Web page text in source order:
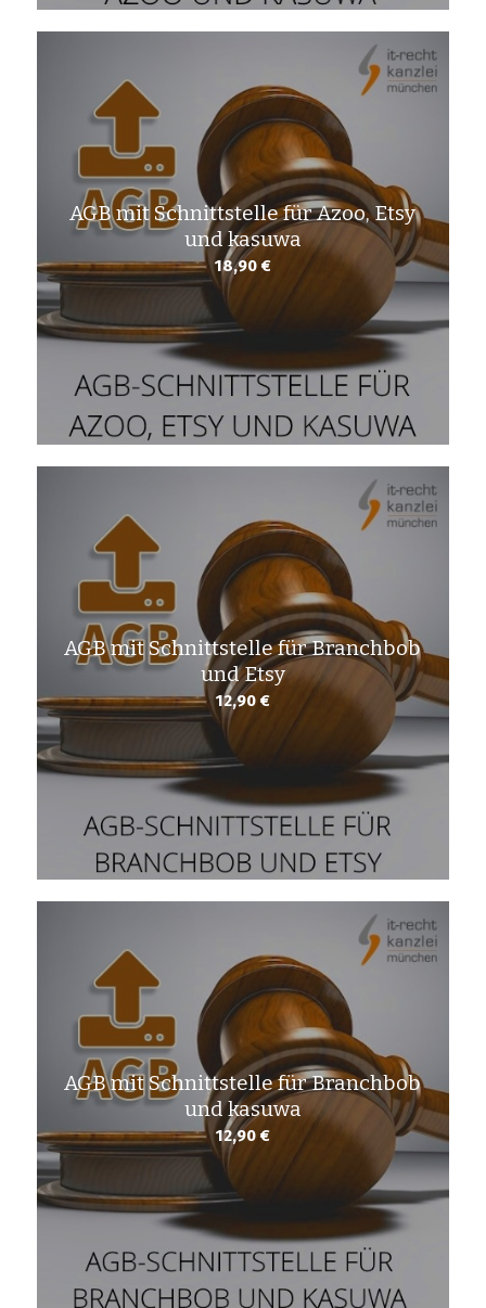
AGB mit Schnittstelle für Azoo, Etsy
und kasuwa
18,90€
AGB mit Schnittstelle für Branchbob
und Etsy
12,90€
AGB mit Schnittstelle für Branchbob
und kasuwa
12,90€